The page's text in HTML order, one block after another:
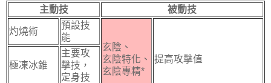
主動技
被動技
灼燒術
預設技
能
玄陰、
玄陰特化、
玄陰專精*
提高攻擊值
極凍冰錐
主要攻
擊技，
定身技